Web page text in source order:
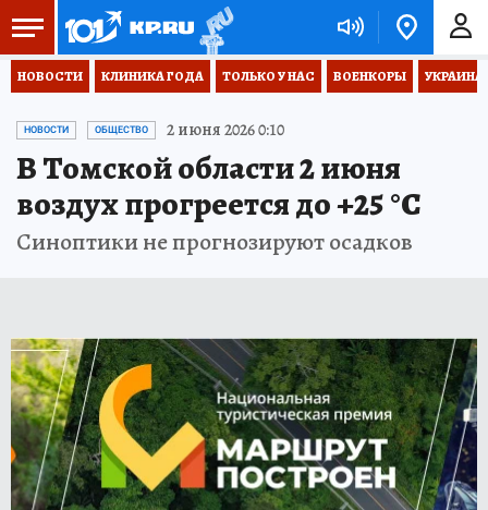
НОВОСТИ КЛИНИКА ГОДА ТОЛЬКО У НАС ВОЕНКОРЫ
НОВОСТИ ОБЩЕСТВО 2 июня 2026 0:10
В Томской области 2 июня
воздух прогреется до +25 °С
Синоптики не прогнозируют осадков